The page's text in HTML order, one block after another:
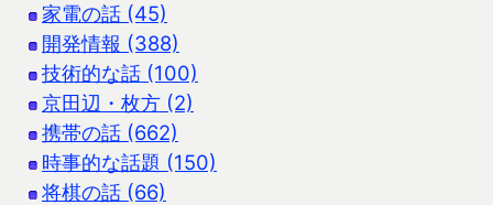
家電の話 (45)
開発情報 (388)
技術的な話 (100)
京田辺・枚方 (2)
携帯の話 (662)
時事的な話題 (150)
将棋の話 (66)